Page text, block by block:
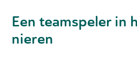
Een teamspeler in
nieren